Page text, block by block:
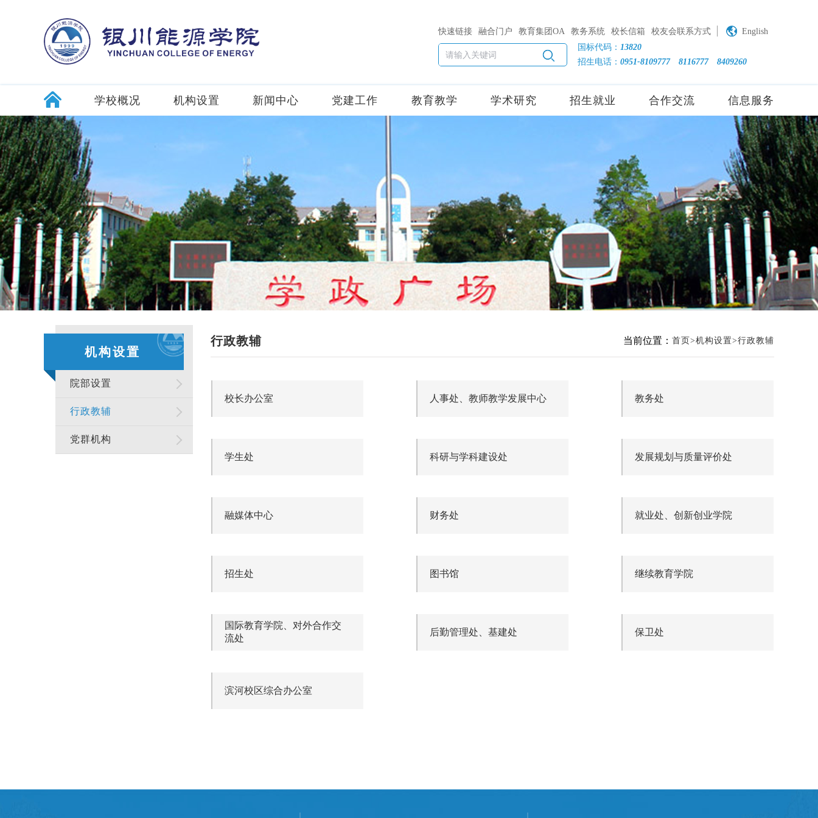
快速链接 融合门户 教育集团OA 教务系统 校长信箱 校友会联系方式
English
国标代码： 13820
招生电话： 0951-8109777 8116777 8409260
学校概况 机构设置 新闻中心 党建工作 教育教学 学术研究 招生就业 合作交流 信息服务
机构设置
院部设置
行政教辅
党群机构
行政教辅 当前位置： 首页 机构设置 行政教辅
校长办公室 人事处、教师教学发展中心 教务处
学生处 科研与学科建设处 发展规划与质量评价处
融媒体中心 财务处 就业处、创新创业学院
招生处 图书馆 继续教育学院
国际教育学院、对外合作交
流处
后勤管理处、基建处 保卫处
滨河校区综合办公室